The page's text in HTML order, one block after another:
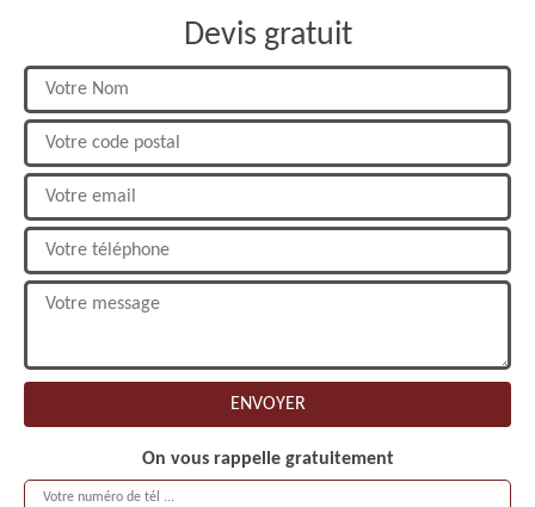
Devis gratuit
On vous rappelle gratuitement